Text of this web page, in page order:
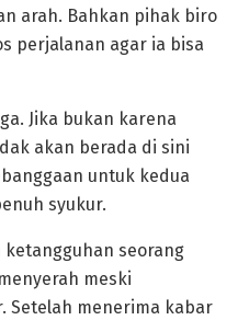
arah. Bahkan pihak biro
perjalanan agar ia bisa
Jika bukan karena
akan berada di sini
untuk kedua
syukur.
ketangguhan seorang
meski
Setelah menerima kabar